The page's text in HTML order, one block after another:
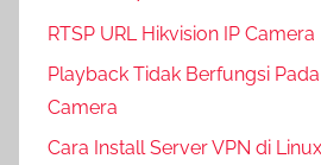
RTSP URL Hikvision IP Camera
Playback Tidak Berfungsi
Camera
Cara Install Server VPN di